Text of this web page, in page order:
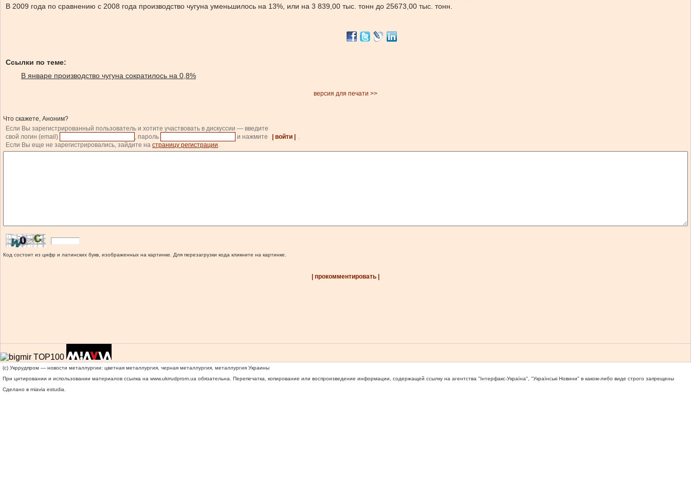
В 2009 года по сравнению с 2008 года производство чугуна уменьшилось на 13%, или на 3 839,00 тыс. тонн до 25673,00 тыс. тонн.
Ссылки по теме:
В январе производство чугуна сократилось на 0,8%
версия для печати >>
Что скажете, Аноним?
Если Вы зарегистрированный пользователь и хотите участвовать в дискуссии — введите
свой логин (email)
, пароль и нажмите | войти |
.
Если Вы еще не зарегистрировались, зайдите на страницу регистрации.
Код состоит из цифр и латинских букв, изображенных на картинке. Для перезагрузки кода кликните на картинке.
| прокомментировать |
(c) Укррудпром — новости металлургии: цветная металлургия, черная металлургия, металлургия Украины
При цитировании и использовании материалов ссылка на www.ukrrudprom.ua обязательна. Перепечатка, копирование или воспроизведение информации, содержащей ссылку на агентства "Iнтерфакс-Україна", "Українськi Новини" в каком-либо виде строго запрещены
Сделано в miavia estudia.